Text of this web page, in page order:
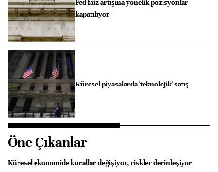
Fed faiz artışına yönelik pozisyonlar
kapatılıyor
Küresel piyasalarda 'teknolojik' satış
Öne Çıkanlar
Küresel ekonomide kurallar değişiyor, riskler derinleşiyor